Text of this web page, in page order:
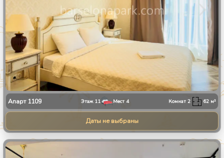
Апарт 1109 Этаж 11 Мест 4 Комнат2 62 м²
Даты не выбраны